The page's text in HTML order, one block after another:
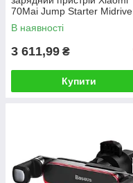
70Mai Jump Starter Midrive
PS01
В наявності
3 611,99 ₴
Купити